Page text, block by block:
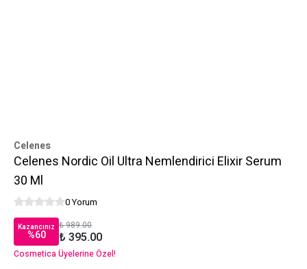
Celenes
Celenes Nordic Oil Ultra Nemlendirici Elixir Serum
30 Ml
0 Yorum
Kazancınız
%60
₺ 989.00
₺ 395.00
Cosmetica Üyelerine Özel!